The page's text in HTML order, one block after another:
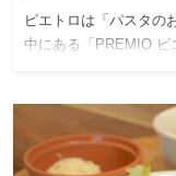
ピエトロは「パスタの
中にある「PREMIO ピ